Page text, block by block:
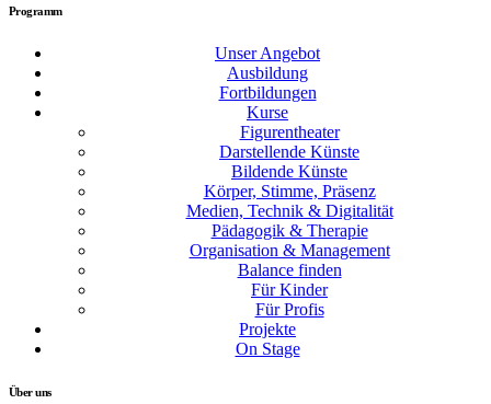
Programm
Unser Angebot
Ausbildung
Fortbildungen
Kurse
Figurentheater
Darstellende Künste
Bildende Künste
Körper, Stimme, Präsenz
Medien, Technik & Digitalität
Pädagogik & Therapie
Organisation & Management
Balance finden
Für Kinder
Für Profis
Projekte
On Stage
Über uns